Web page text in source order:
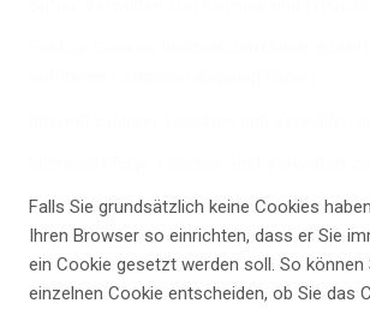
Falls Sie grundsätzlich keine Cookies
Ihren Browser so einrichten, dass er Sie
ein Cookie gesetzt werden soll. So können
einzelnen Cookie entscheiden, ob Sie das